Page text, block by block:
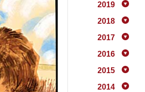
2019
2018
2017
2016
2015
2014